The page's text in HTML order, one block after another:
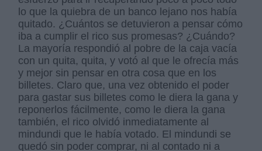
lo que la quiebra de un banco lejano nos había
quitado. ¿Cuántos se detuvieron a pensar cómo
iba a cumplir el rico sus promesas? ¿Cuándo?
La mayoría respondió al pobre de la caja vacía
con un quita, quita, y votó al que le ofrecía más
y mejor sin pensar en otra cosa que en los
billetes. Claro que, una vez obtenido el poder
para gastar sus billetes como le diera la gana y
reponerlos fácilmente, como le diera la gana
también, el rico olvidó inmediatamente al
mindundi que le había votado. El mindundi se
quedó sin poder comprar, ni al contado ni a